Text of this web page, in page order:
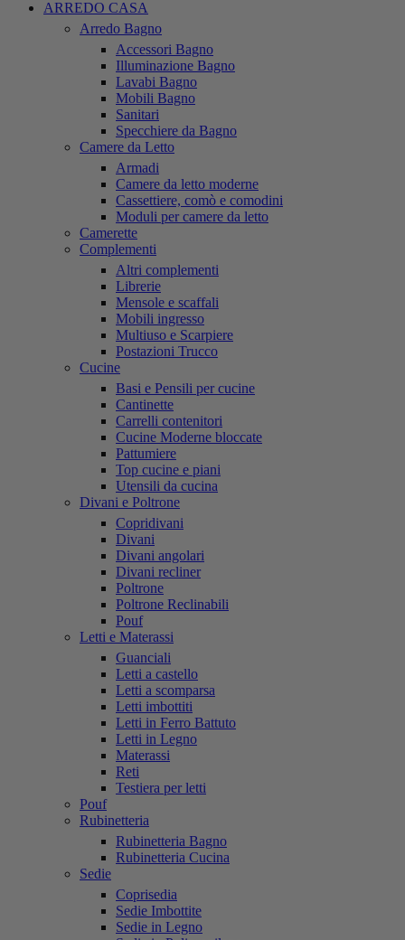
ARREDO CASA
Arredo Bagno
Accessori Bagno
Illuminazione Bagno
Lavabi Bagno
Mobili Bagno
Sanitari
Specchiere da Bagno
Camere da Letto
Armadi
Camere da letto moderne
Cassettiere, comò e comodini
Moduli per camere da letto
Camerette
Complementi
Altri complementi
Librerie
Mensole e scaffali
Mobili ingresso
Multiuso e Scarpiere
Postazioni Trucco
Cucine
Basi e Pensili per cucine
Cantinette
Carrelli contenitori
Cucine Moderne bloccate
Pattumiere
Top cucine e piani
Utensili da cucina
Divani e Poltrone
Copridivani
Divani
Divani angolari
Divani recliner
Poltrone
Poltrone Reclinabili
Pouf
Letti e Materassi
Guanciali
Letti a castello
Letti a scomparsa
Letti imbottiti
Letti in Ferro Battuto
Letti in Legno
Materassi
Reti
Testiera per letti
Pouf
Rubinetteria
Rubinetteria Bagno
Rubinetteria Cucina
Sedie
Coprisedia
Sedie Imbottite
Sedie in Legno